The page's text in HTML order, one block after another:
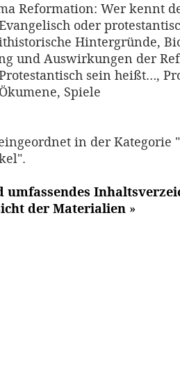
Reformation: Wer kennt
oder
Hintergründe,
und Auswirkungen der
sein heißt…,
Spiele
in der Kategorie
umfassendes
der Materialien »